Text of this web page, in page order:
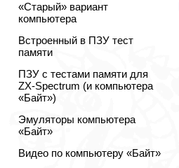
«Старый» вариант
компьютера
Встроенный в ПЗУ тест
памяти
ПЗУ с тестами памяти для
ZX-Spectrum (и компьютера
«Байт»)
Эмуляторы компьютера
«Байт»
Видео по компьютеру «Байт»